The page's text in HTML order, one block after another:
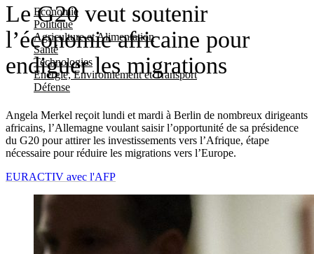
Economie
Politique
Agriculture et Alimentation
Santé
Technologies
Energie, Environnement et Transport
Défense
Le G20 veut soutenir
l’économie africaine pour
endiguer les migrations
Angela Merkel reçoit lundi et mardi à Berlin de nombreux dirigeants
africains, l’Allemagne voulant saisir l’opportunité de sa présidence
du G20 pour attirer les investissements vers l’Afrique, étape
nécessaire pour réduire les migrations vers l’Europe.
EURACTIV avec l'AFP